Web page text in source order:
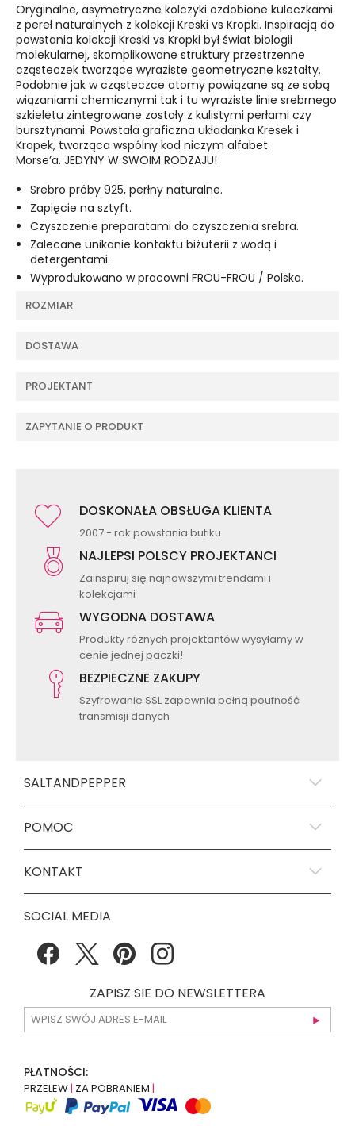
Oryginalne, asymetryczne kolczyki ozdobione kuleczkami
z pereł naturalnych z kolekcji Kreski vs Kropki. Inspiracją do
powstania kolekcji Kreski vs Kropki był świat biologii
molekularnej, skomplikowane struktury przestrzenne
cząsteczek tworzące wyraziste geometryczne kształty.
Podobnie jak w cząsteczce atomy powiązane są ze sobą
wiązaniami chemicznymi tak i tu wyraziste linie srebrnego
szkieletu zintegrowane zostały z kulistymi perłami czy
bursztynami. Powstała graficzna układanka Kresek i
Kropek, tworząca wspólny kod niczym alfabet
Morse’a. JEDYNY W SWOIM RODZAJU!
Srebro próby 925, perłny naturalne.
Zapięcie na sztyft.
Czyszczenie preparatami do czyszczenia srebra.
Zalecane unikanie kontaktu biżuterii z wodą i
detergentami.
Wyprodukowano w pracowni FROU-FROU / Polska.
ROZMIAR
DOSTAWA
PROJEKTANT
ZAPYTANIE O PRODUKT
DOSKONAŁA OBSŁUGA KLIENTA
2007 - rok powstania butiku
NAJLEPSI POLSCY PROJEKTANCI
Zainspiruj się najnowszymi trendami i
kolekcjami
WYGODNA DOSTAWA
Produkty różnych projektantów wysyłamy w
cenie jednej paczki!
BEZPIECZNE ZAKUPY
Szyfrowanie SSL zapewnia pełną poufność
transmisji danych
SALTANDPEPPER
POMOC
KONTAKT
SOCIAL MEDIA
ZAPISZ SIE DO NEWSLETTERA
PŁATNOŚCI:
PRZELEW| ZA POBRANIEM |